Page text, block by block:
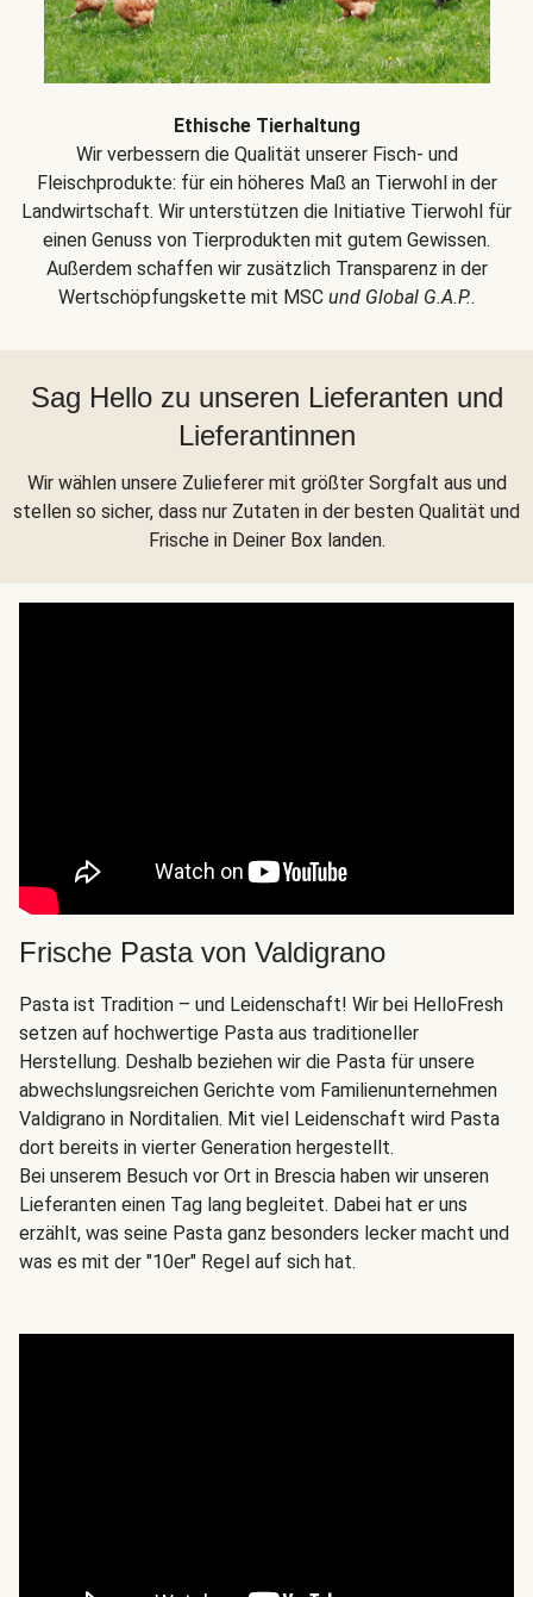
Ethische Tierhaltung
Wir verbessern die Qualität unserer Fisch- und
Fleischprodukte: für ein höheres Maß an Tierwohl in der
Landwirtschaft. Wir unterstützen die Initiative Tierwohl für
einen Genuss von Tierprodukten mit gutem Gewissen.
Außerdem schaffen wir zusätzlich Transparenz in der
Wertschöpfungskette mit MSC und Global G.A.P..
Sag Hello zu unseren Lieferanten und
Lieferantinnen
Wir wählen unsere Zulieferer mit größter Sorgfalt aus und
stellen so sicher, dass nur Zutaten in der besten Qualität und
Frische in Deiner Box landen.
Frische Pasta von Valdigrano
Pasta ist Tradition – und Leidenschaft! Wir bei HelloFresh
setzen auf hochwertige Pasta aus traditioneller
Herstellung. Deshalb beziehen wir die Pasta für unsere
abwechslungsreichen Gerichte vom Familienunternehmen
Valdigrano in Norditalien. Mit viel Leidenschaft wird Pasta
dort bereits in vierter Generation hergestellt.
Bei unserem Besuch vor Ort in Brescia haben wir unseren
Lieferanten einen Tag lang begleitet. Dabei hat er uns
erzählt, was seine Pasta ganz besonders lecker macht und
was es mit der "10er" Regel auf sich hat.